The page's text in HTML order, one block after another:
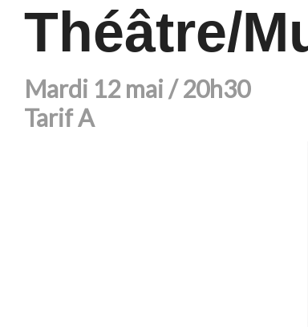
Théâtre/
Mardi 12 mai / 20h30
Tarif A